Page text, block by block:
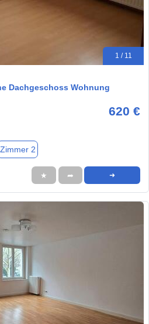
1 / 11
Dachgeschoss Wohnung
620 €
Zimmer 2
★ ➦ ➜